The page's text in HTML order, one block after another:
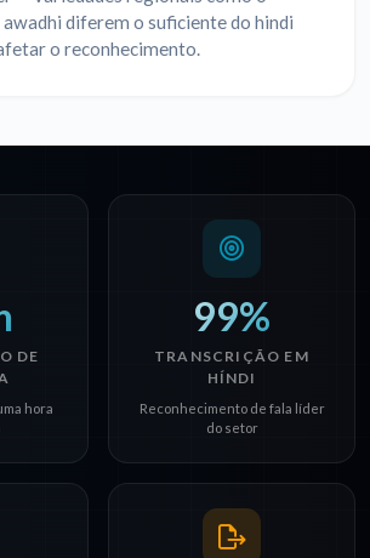
diferem o suficiente do hindi
o reconhecimento.
DE
hora
99%
TRANSCRIÇÃO EM
HÍNDI
Reconhecimento de fala líder
do setor